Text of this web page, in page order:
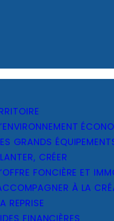
GRANDS
CRÉER
FONCIÈRE ET
À LA
REPRISE
FINANCIÈRES